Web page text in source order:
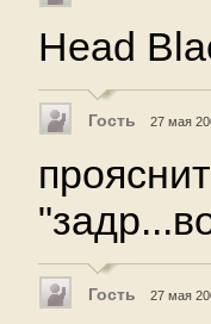
Head
Гость 27 мая
Гость 27 мая